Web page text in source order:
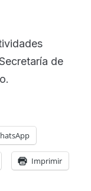
de
Imprimir